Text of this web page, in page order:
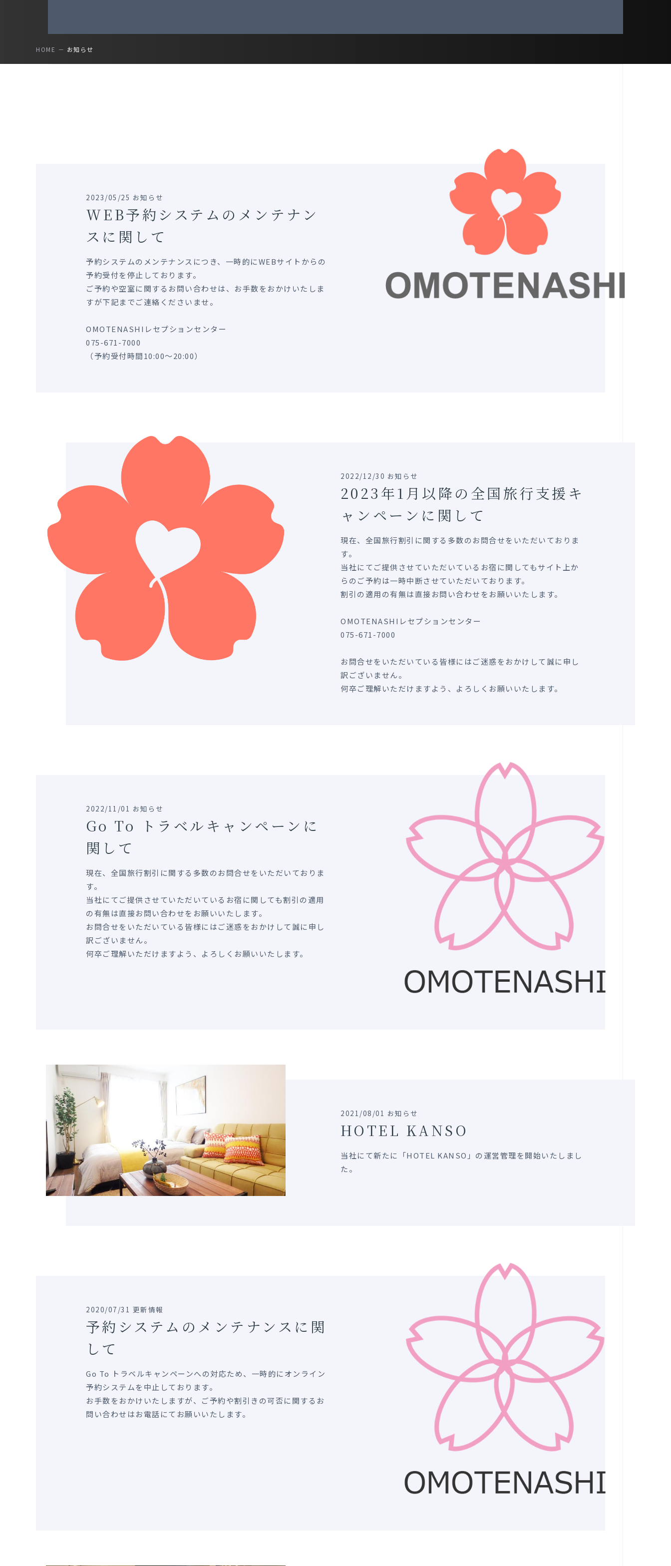
HOME お知らせ
2023/05/25 お知らせ
WEB予約システムのメンテナン
スに関して
予約システムのメンテナンスにつき、一時的にWEBサイトからの
予約受付を停止しております。
ご予約や空室に関するお問い合わせは、お手数をおかけいたしま
すが下記までご連絡くださいませ。
OMOTENASHIレセプションセンター
075-671-7000
（予約受付時間10:00～20:00）
2022/12/30 お知らせ
2023年1月以降の全国旅行支援キ
ャンペーンに関して
現在、全国旅行割引に関する多数のお問合せをいただいておりま
す。
当社にてご提供させていただいているお宿に関してもサイト上か
らのご予約は一時中断させていただいております。
割引の適用の有無は直接お問い合わせをお願いいたします。
OMOTENASHIレセプションセンター
075-671-7000
お問合せをいただいている皆様にはご迷惑をおかけして誠に申し
訳ございません。
何卒ご理解いただけますよう、よろしくお願いいたします。
2022/11/01 お知らせ
Go To トラベルキャンペーンに
関して
現在、全国旅行割引に関する多数のお問合せをいただいておりま
す。
当社にてご提供させていただいているお宿に関しても割引の適用
の有無は直接お問い合わせをお願いいたします。
お問合せをいただいている皆様にはご迷惑をおかけして誠に申し
訳ございません。
何卒ご理解いただけますよう、よろしくお願いいたします。
2021/08/01 お知らせ
HOTEL KANSO
当社にて新たに「HOTEL KANSO」の運営管理を開始いたしまし
た。
2020/07/31 更新情報
予約システムのメンテナンスに関
して
Go To トラベルキャンペーンへの対応ため、一時的にオンライン
予約システムを中止しております。
お手数をおかけいたしますが、ご予約や割引きの可否に関するお
問い合わせはお電話にてお願いいたします。